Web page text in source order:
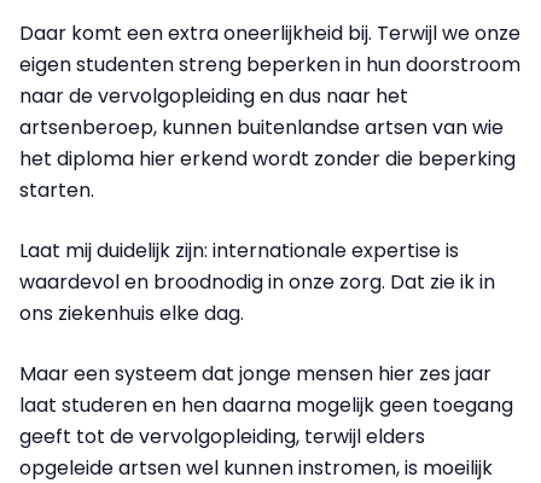
Daar komt een extra oneerlijkheid bij. Terwijl we onze
eigen studenten streng beperken in hun doorstroom
naar de vervolgopleiding en dus naar het
artsenberoep, kunnen buitenlandse artsen van wie
het diploma hier erkend wordt zonder die beperking
starten.
Laat mij duidelijk zijn: internationale expertise is
waardevol en broodnodig in onze zorg. Dat zie ik in
ons ziekenhuis elke dag.
Maar een systeem dat jonge mensen hier zes jaar
laat studeren en hen daarna mogelijk geen toegang
geeft tot de vervolgopleiding, terwijl elders
opgeleide artsen wel kunnen instromen, is moeilijk